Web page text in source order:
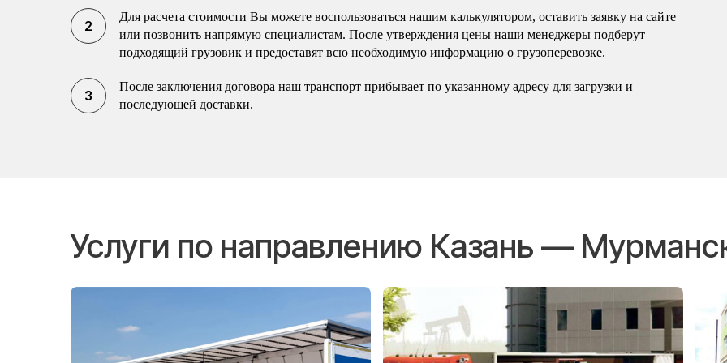
Для расчета стоимости Вы можете воспользоваться нашим калькулятором, оставить заявку на сайте
или позвонить напрямую специалистам. После утверждения цены наши менеджеры подберут
подходящий грузовик и предоставят всю необходимую информацию о грузоперевозке.
После заключения договора наш транспорт прибывает по указанному адресу для загрузки и
последующей доставки.
Услуги по направлению Казань —